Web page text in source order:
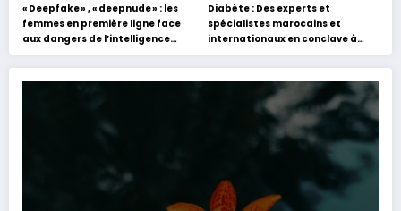
« Deepfake » , « deepnude » : les
femmes en première ligne face
aux dangers de l’intelligence
artificielle
Diabète : Des experts et
spécialistes marocains et
internationaux en conclave à
Tanger